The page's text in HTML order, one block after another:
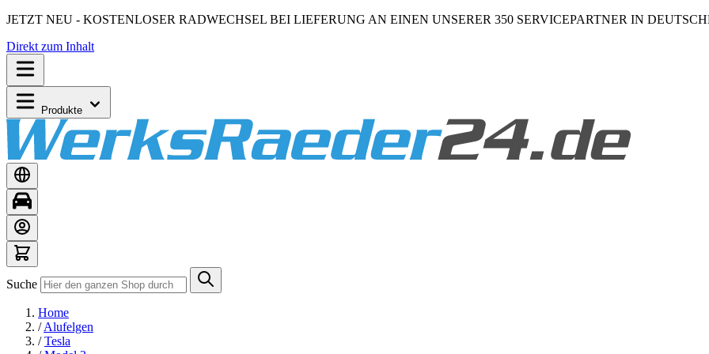
JETZT NEU - KOSTENLOSER RADWECHSEL BEI LIEFERUNG AN EINEN UNSERER 350 SERVICEPARTNER IN
Direkt zum Inhalt
Produkte
Suche
Home
/ Alufelgen
/ Tesla